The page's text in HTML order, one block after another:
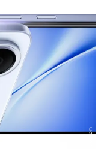
vivo.com